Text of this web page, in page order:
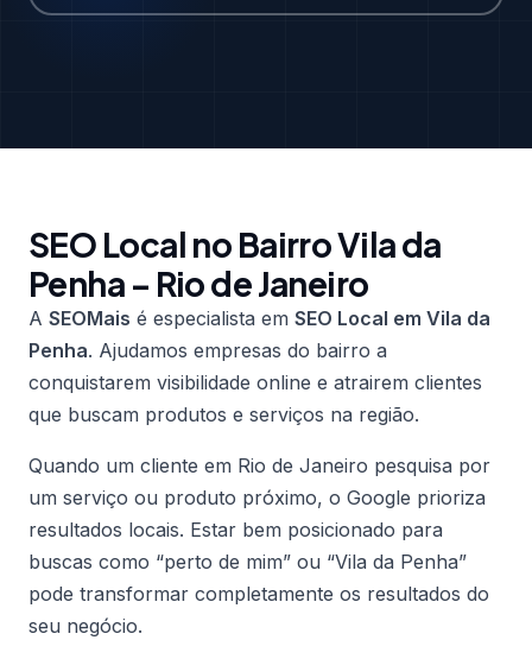
SEO Local no Bairro Vila da
Penha – Rio de Janeiro
A SEOMais é especialista em SEO Local em Vila da
Penha. Ajudamos empresas do bairro a
conquistarem visibilidade online e atrairem clientes
que buscam produtos e serviços na região.
Quando um cliente em Rio de Janeiro pesquisa por
um serviço ou produto próximo, o Google prioriza
resultados locais. Estar bem posicionado para
buscas como “perto de mim” ou “Vila da Penha”
pode transformar completamente os resultados do
seu negócio.